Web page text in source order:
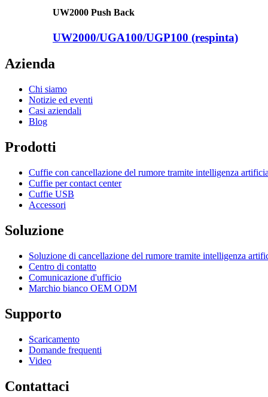
UW2000 Push Back
UW2000/UGA100/UGP100 (respinta)
Azienda
Chi siamo
Notizie ed eventi
Casi aziendali
Blog
Prodotti
Cuffie con cancellazione del rumore tramite intelligenza
Cuffie per contact center
Cuffie USB
Accessori
Soluzione
Soluzione di cancellazione del rumore tramite intelligenza
Centro di contatto
Comunicazione d'ufficio
Marchio bianco OEM ODM
Supporto
Scaricamento
Domande frequenti
Video
Contattaci